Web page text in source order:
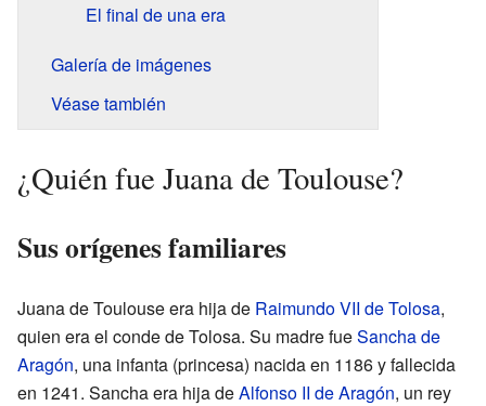
El final de una era
Galería de imágenes
Véase también
¿Quién fue Juana de Toulouse?
Sus orígenes familiares
Juana de Toulouse era hija de Raimundo VII de Tolosa,
quien era el conde de Tolosa. Su madre fueSancha de
Aragón, una infanta (princesa) nacida en 1186 y fallecida
en 1241. Sancha era hija deAlfonso II de Aragón, un rey